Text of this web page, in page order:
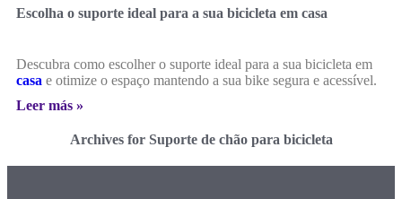
Escolha o suporte ideal para a sua bicicleta em casa
Descubra como escolher o suporte ideal para a sua bicicleta em
casa e otimize o espaço mantendo a sua bike segura e acessível.
Leer más »
Archives for Suporte de chão para bicicleta